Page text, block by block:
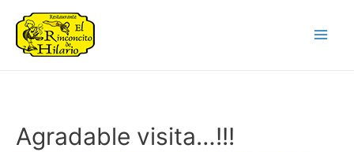
Agradable visita…!!!